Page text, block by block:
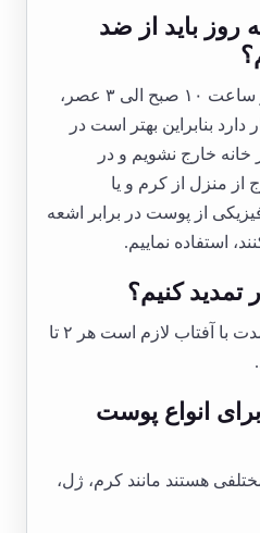
روز باید از ضد
میزان اشعه ماورابنفش از ساعت ۱۰ صبح الی ۳ عصر،
بنابراین بهتر است در
خانه خارج نشویم و در
منزل از کرم و یا
از پوست در برابر اشعه
استفاده نماییم.
کنیم؟
در صورت تماس طولانی مدت با آفتاب لازم است هر ۲ تا
انواع پوست
هستند مانند کرم، ژل،